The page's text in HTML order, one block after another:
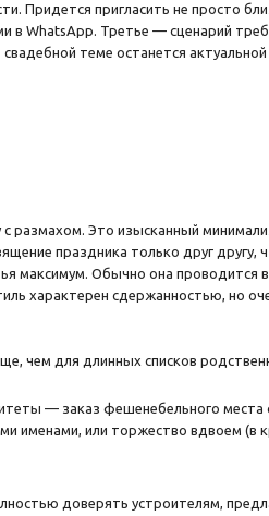
Придется пригласить не просто
в WhatsApp. Третье — сценарий
теме останется актуальной
размахом. Это изысканный
праздника только друг другу,
максимум. Обычно она проводится
характерен сдержанностью, но
чем для длинных списков
— заказ фешенебельного места
именами, или торжество вдвоем (в
доверять устроителям,